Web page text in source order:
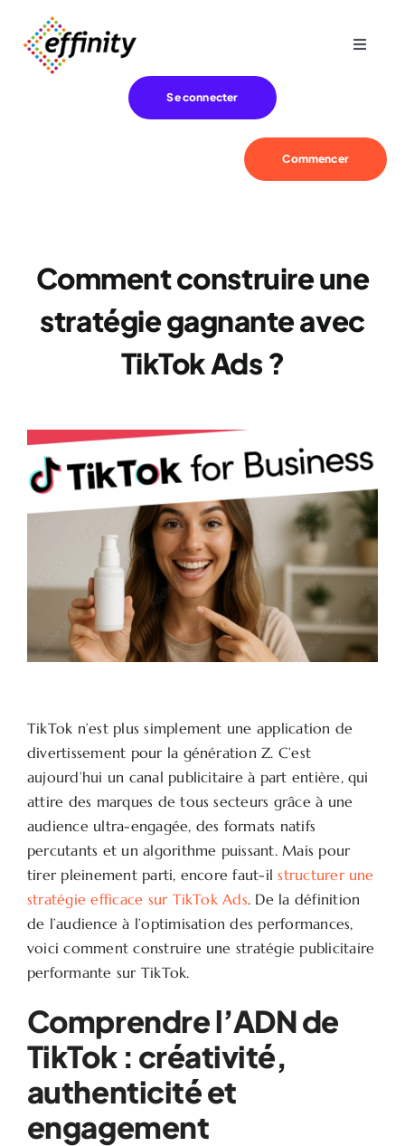
contenu
Toggle
Effinity
Blog
Se connecter
Commencer
Comment construire une
stratégie gagnante avec
TikTok Ads ?
TikTok n’est plus simplement une application de
divertissement pour la génération Z. C’est
aujourd’hui un canal publicitaire à part entière, qui
attire des marques de tous secteurs grâce à une
audience ultra-engagée, des formats natifs
percutants et un algorithme puissant. Mais pour
tirer pleinement parti, encore faut-ilstructurer une
stratégie efficace sur TikTok Ads. De la définition
de l’audience à l’optimisation des performances,
voici comment construire une stratégie publicitaire
performante sur TikTok.
Comprendre l’ADN de
TikTok : créativité,
authenticité et
engagement